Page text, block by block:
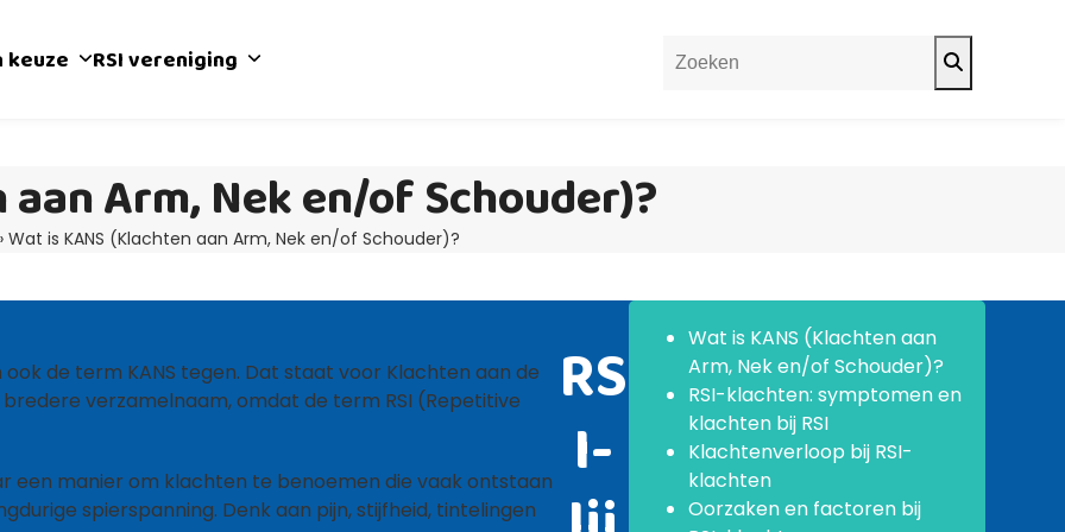
keuze RSI vereniging Search
Arm, Nek en/of Schouder)?
Wat is KANS (Klachten aan Arm, Nek en/of Schouder)?
de term KANS tegen. Dat staat voor Klachten aan de
verzamelnaam, omdat de term RSI (Repetitive
een manier om klachten te benoemen die vaak ontstaan
spierspanning. Denk aan pijn, stijfheid, tintelingen
Wat is KANS (Klachten aan
Arm, Nek en/of Schouder)?
RSI-klachten: symptomen en
klachten bij RSI
Klachtenverloop bij RSI-
klachten
Oorzaken en factoren bij
RS
I-